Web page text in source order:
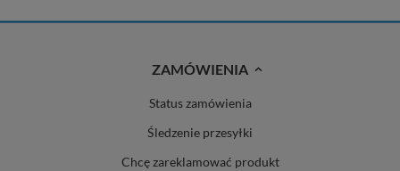
ZAMÓWIENIA
Status zamówienia
Śledzenie przesyłki
Chcę zareklamować produkt